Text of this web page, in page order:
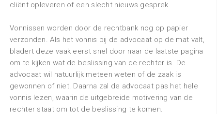
cliënt opleveren of een slecht nieuws gesprek.
Vonnissen worden door de rechtbank nog op papier
verzonden. Als het vonnis bij de advocaat op de mat valt,
bladert deze vaak eerst snel door naar de laatste pagina
om te kijken wat de beslissing van de rechter is. De
advocaat wil natuurlijk meteen weten of de zaak is
gewonnen of niet. Daarna zal de advocaat pas het hele
vonnis lezen, waarin de uitgebreide motivering van de
rechter staat om tot de beslissing te komen.